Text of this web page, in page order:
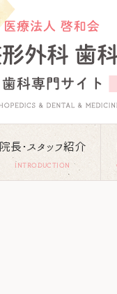
院長･スタッフ紹介
INTRODUCTION